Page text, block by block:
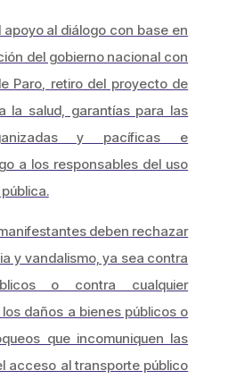
apoyo al diálogo con base en
del gobierno nacional con
Paro, retiro del proyecto de
la salud, garantías para las
y pacíficas e
a los responsables del uso
deben rechazar
y vandalismo, ya sea contra
o contra cualquier
daños a bienes públicos o
que incomuniquen las
acceso al transporte público